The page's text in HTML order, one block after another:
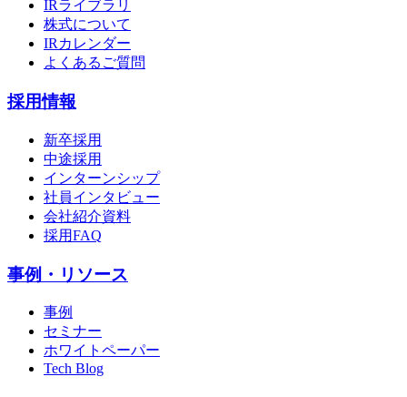
IRライブラリ
株式について
IRカレンダー
よくあるご質問
採用情報
新卒採用
中途採用
インターンシップ
社員インタビュー
会社紹介資料
採用FAQ
事例・リソース
事例
セミナー
ホワイトペーパー
Tech Blog